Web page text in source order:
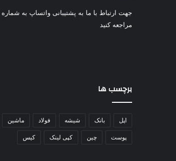
مراجعه کنید
برچسب ها
اپل بانک شیشه فولاد ماشین
پوست چین کپی لینک کیس